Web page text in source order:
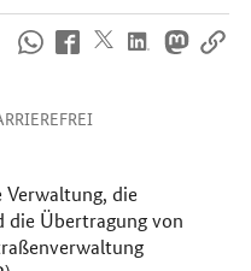
die
die Übertragung von